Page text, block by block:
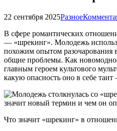
22 сентября 2025Разное
В сфере романтических
— «шрекинг». Молодежь
похожим опытом разочарования
общие проблемы. Как
главным героем культового
какую опасность оно в себе
Что значит «шрекинг» в